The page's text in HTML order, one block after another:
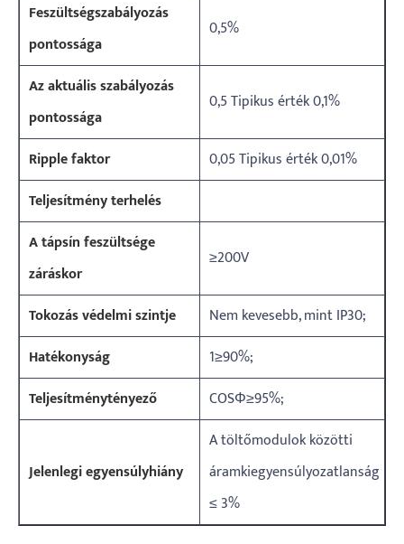
Feszültségszabályozás
pontossága
0,5%
Az aktuális szabályozás
pontossága
0,5 Tipikus érték 0,1%
Ripple faktor
0,05 Tipikus érték 0,01%
Teljesítmény terhelés
A tápsín feszültsége
záráskor
≥200V
Tokozás védelmi szintje
Nem kevesebb, mint IP30;
Hatékonyság
1≥90%;
Teljesítménytényező
COSΦ≥95%;
Jelenlegi egyensúlyhiány
A töltőmodulok közötti
áramkiegyensúlyozatlanság
≤ 3%